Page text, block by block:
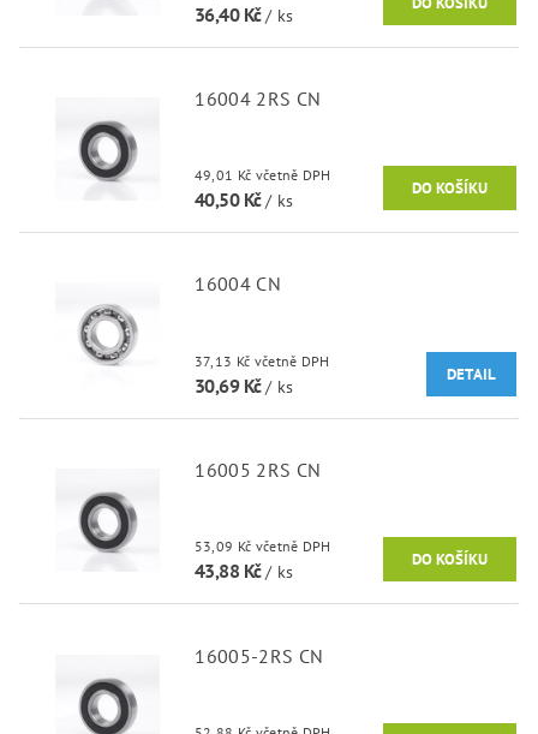
36,40 Kč/ ks
16004 2RS CN
49,01 Kč včetně DPH
40,50 Kč/ ks
16004 CN
37,13 Kč včetně DPH
30,69 Kč/ ks
DETAIL
16005 2RS CN
53,09 Kč včetně DPH
43,88 Kč/ ks
16005-2RS CN